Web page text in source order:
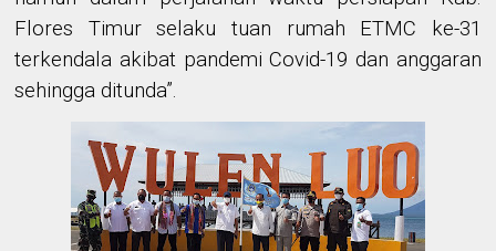
Flores Timur selaku tuan rumah ETMC ke-31
terkendala akibat pandemi Covid-19 dan anggaran
sehingga ditunda”.